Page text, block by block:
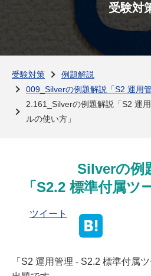
受験対策
受験対
受験対策
例題解説
009_Silverの例題解説「S2 運用
2.161_Silverの例題解説「S2 運
ルの使い方」
Silverの例
「S2.2 標準付属ツ
ツイート
「S2 運用管理 - S2.2 標準付属